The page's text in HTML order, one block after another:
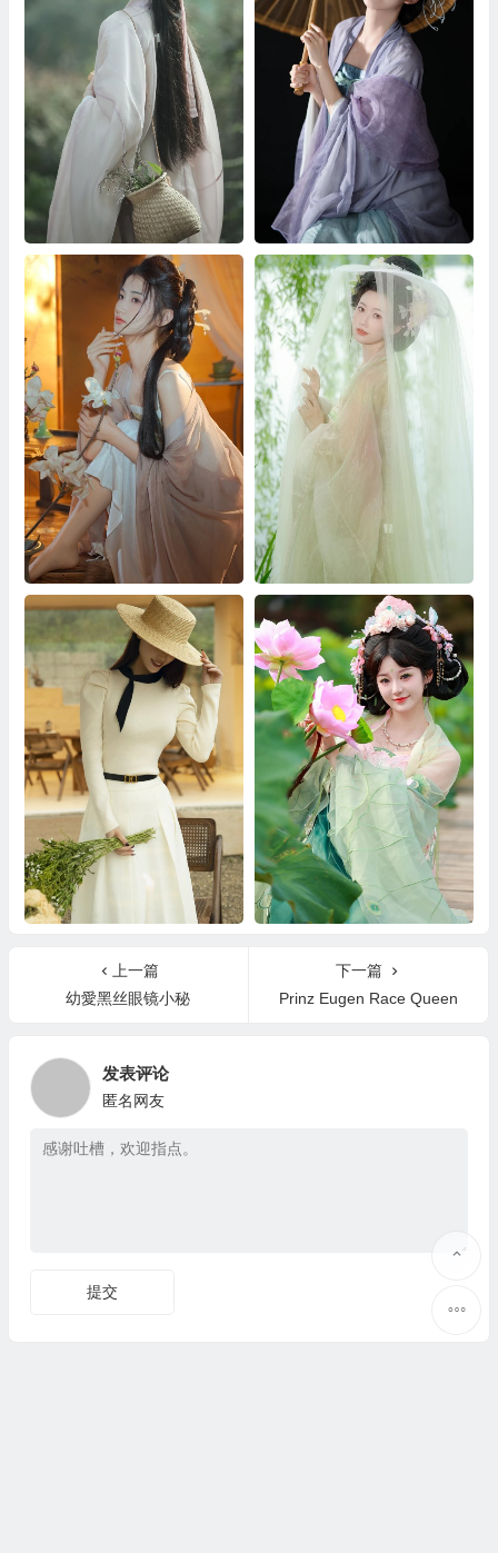
采薇 棠棠 紫烟寒 蛋糕的蛋蛋
玉兰 小林达琳 杨柳依依 知时
上一篇
幼愛黑丝眼镜小秘
下一篇
Prinz Eugen Race Queen
发表评论
匿名网友